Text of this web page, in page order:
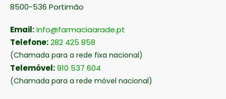
8500-536 Portimão
Email:info@farmaciaarade.pt
Telefone:282 425 858
(Chamada para a rede fixa nacional)
Telemóvel:910 537 604
(Chamada para a rede móvel nacional)